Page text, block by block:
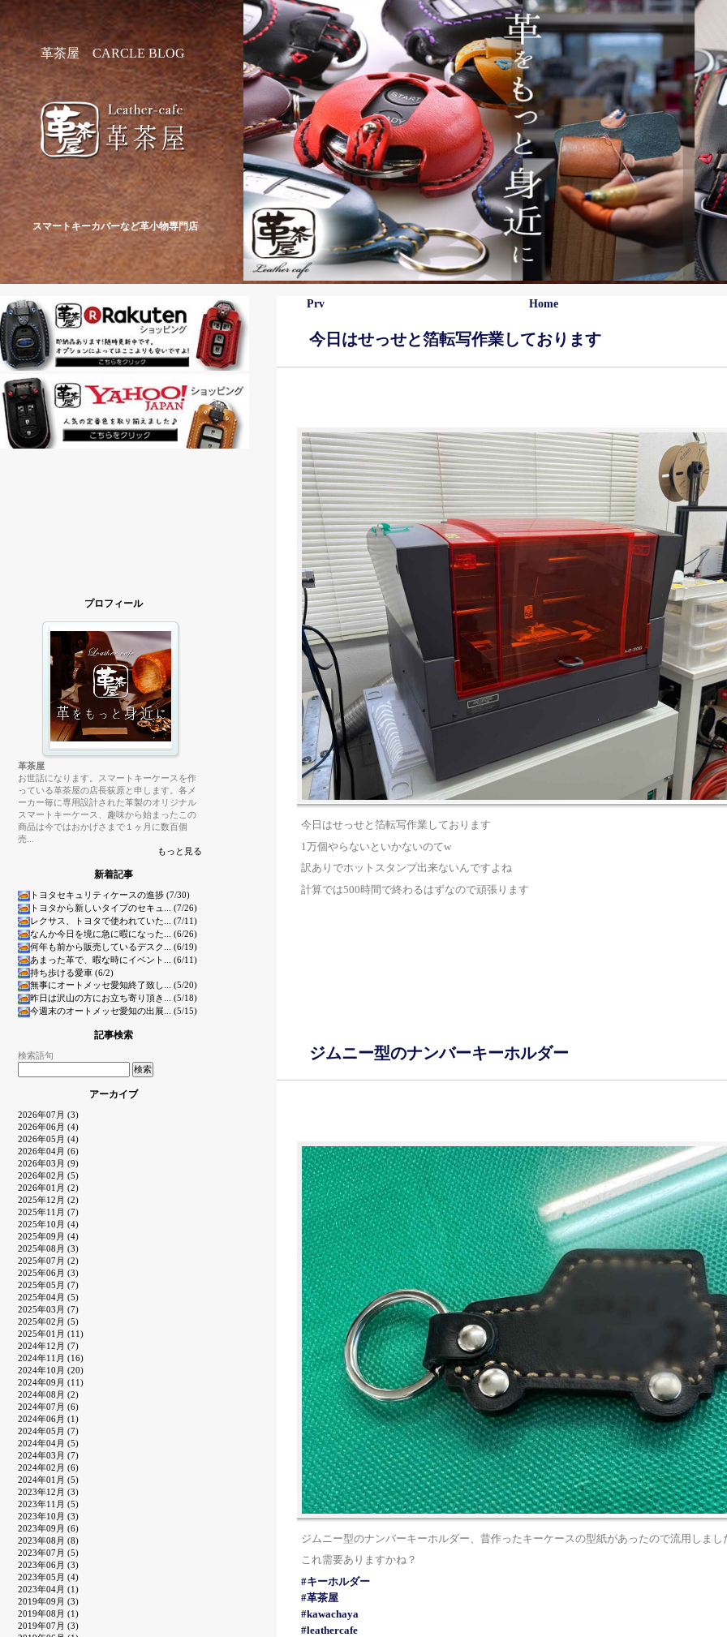
革茶屋 CARCLE BLOG
スマートキーカバーなど革小物専門店
プロフィール
革茶屋
お世話になります。スマートキーケースを作
っている革茶屋の店長荻原と申します。各メ
ーカー毎に専用設計された革製のオリジナル
スマートキーケース、趣味から始まったこの
商品は今ではおかげさまで１ヶ月に数百個
売...
もっと見る
新着記事
トヨタセキュリティケースの進捗 (7/30)
トヨタから新しいタイプのセキュ... (7/26)
レクサス、トヨタで使われていた... (7/11)
なんか今日を境に急に暇になった... (6/26)
何年も前から販売しているデスク... (6/19)
あまった革で、暇な時にイベント... (6/11)
持ち歩ける愛車 (6/2)
無事にオートメッセ愛知終了致し... (5/20)
昨日は沢山の方にお立ち寄り頂き... (5/18)
今週末のオートメッセ愛知の出展... (5/15)
記事検索
検索語句
アーカイブ
2026年07月 (3)
2026年06月 (4)
2026年05月 (4)
2026年04月 (6)
2026年03月 (9)
2026年02月 (5)
2026年01月 (2)
2025年12月 (2)
2025年11月 (7)
2025年10月 (4)
2025年09月 (4)
2025年08月 (3)
2025年07月 (2)
2025年06月 (3)
2025年05月 (7)
2025年04月 (5)
2025年03月 (7)
2025年02月 (5)
2025年01月 (11)
2024年12月 (7)
2024年11月 (16)
2024年10月 (20)
2024年09月 (11)
2024年08月 (2)
2024年07月 (6)
2024年06月 (1)
2024年05月 (7)
2024年04月 (5)
2024年03月 (7)
2024年02月 (6)
2024年01月 (5)
2023年12月 (3)
2023年11月 (5)
2023年10月 (3)
2023年09月 (6)
2023年08月 (8)
2023年07月 (5)
2023年06月 (3)
2023年05月 (4)
2023年04月 (1)
2019年09月 (3)
2019年08月 (1)
2019年07月 (3)
Prv Home
今日はせっせと箔転写作業しております
今日はせっせと箔転写作業しております
1万個やらないといかないのてw
訳ありでホットスタンプ出来ないんですよね
計算では500時間で終わるはずなので頑張ります
ジムニー型のナンバーキーホルダー
ジムニー型のナンバーキーホルダー、昔作ったキーケースの型紙があったので流用しまし
これ需要ありますかね？
#キーホルダー
#革茶屋
#kawachaya
#leathercafe